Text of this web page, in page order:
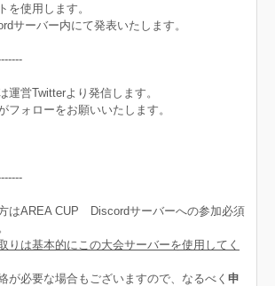
を使用します。
サーバー内にて発表いたします。
運営Twitterより発信します。
フォローをお願いいたします。
はAREA CUP Discordサーバーへの参加必須
りは基本的にこの大会サーバーを使用してく
が必要な場合もございますので、なるべく 申